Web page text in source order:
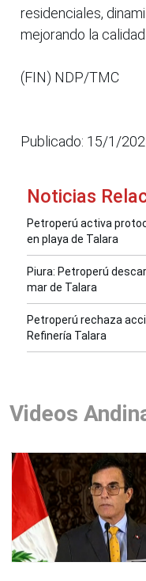
residenciales,
mejorando la
(FIN) NDP/TMC
Publicado: 15/1/
Noticias
Petroperú activa
en playa de Talara
Piura: Petroperú
mar de Talara
Petroperú rechaza
Refinería Talara
Videos